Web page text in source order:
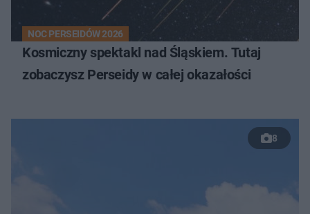
NOC PERSEIDÓW 2026
Kosmiczny spektakl nad Śląskiem. Tutaj
zobaczysz Perseidy w całej okazałości
8